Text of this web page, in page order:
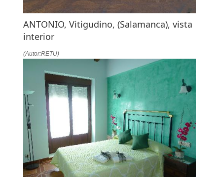
ANTONIO, Vitigudino, (Salamanca), vista
interior
(Autor:RETU)